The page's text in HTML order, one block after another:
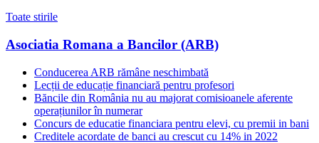
Toate stirile
Asociatia Romana a Bancilor (ARB)
Conducerea ARB rămâne neschimbată
Lecții de educație financiară pentru profesori
Băncile din România nu au majorat comisioanele aferente
operațiunilor în numerar
Concurs de educatie financiara pentru elevi, cu premii in bani
Creditele acordate de banci au crescut cu 14% in 2022